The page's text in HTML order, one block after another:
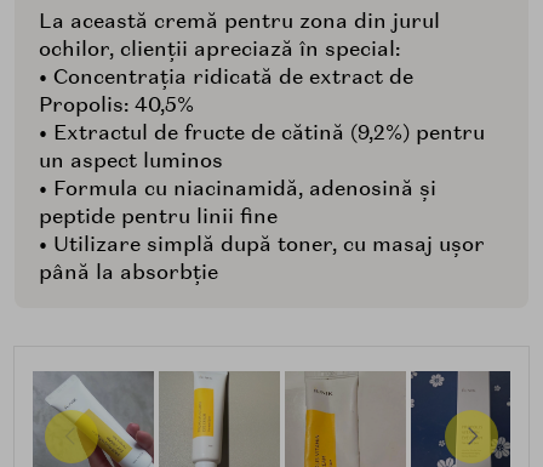
La această cremă pentru zona din jurul
ochilor, clienții apreciază în special:
• Concentrația ridicată de extract de
Propolis: 40,5%
• Extractul de fructe de cătină (9,2%) pentru
un aspect luminos
• Formula cu niacinamidă, adenosină și
peptide pentru linii fine
• Utilizare simplă după toner, cu masaj ușor
până la absorbție